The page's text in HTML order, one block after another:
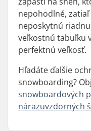
nepohodlné,
neposkytnú
veľkostnú tabuľku
perfektnú veľkosť.
Hľadáte ďalšie
snowboarding?
snowboardových
nárazuvzdorných